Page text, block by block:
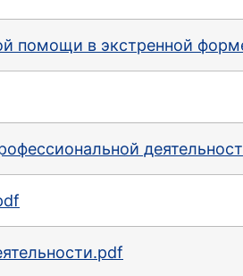
помощи в экстренной